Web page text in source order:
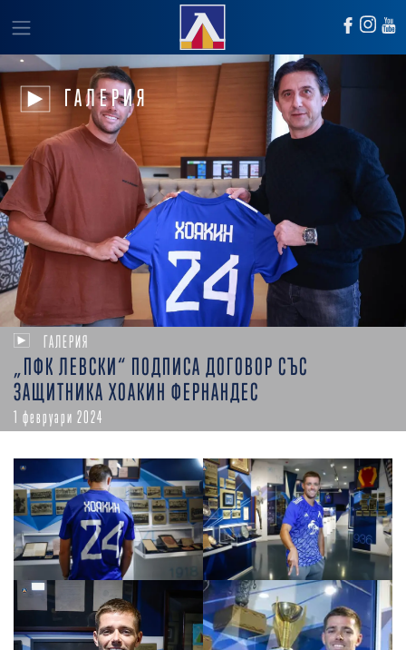
ГАЛЕРИЯ
ГАЛЕРИЯ
„ПФК ЛЕВСКИ“ ПОДПИСА ДОГОВОР СЪС
ЗАЩИТНИКА ХОАКИН ФЕРНАНДЕС
1 февруари 2024